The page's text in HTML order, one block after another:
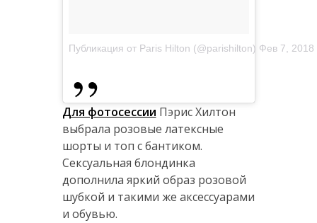
Публикация от Paris Hilton (@parishilton) Фев 7, 2018
Для фотосессии Пэрис Хилтон
выбрала розовые латексные
шорты и топ с бантиком.
Сексуальная блондинка
дополнила яркий образ розовой
шубкой и такими же аксессуарами
и обувью.